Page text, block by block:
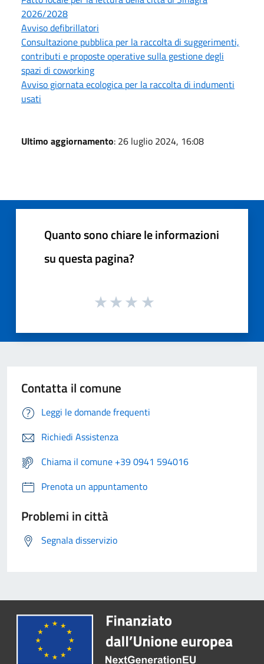
2026/2028
Avviso defibrillatori
Consultazione pubblica per la raccolta di suggerimenti,
contributi e proposte operative sulla gestione degli
spazi di coworking
Avviso giornata ecologica per la raccolta di indumenti
usati
Ultimo aggiornamento: 26 luglio 2024, 16:08
Quanto sono chiare le informazioni
su questa pagina?
Contatta il comune
Leggi le domande frequenti
Richiedi Assistenza
Chiama il comune +39 0941 594016
Prenota un appuntamento
Problemi in città
Segnala disservizio